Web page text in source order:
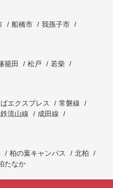
ンターネット回線のご相
談ください。
365日毎日キャンペーン
は 04(7167)1222までどう
船橋市
我孫子市
籠田 松戸
若柴
エクスプレス
常磐線
流山線
成田線
柏の葉キャンパス
北柏
たなか